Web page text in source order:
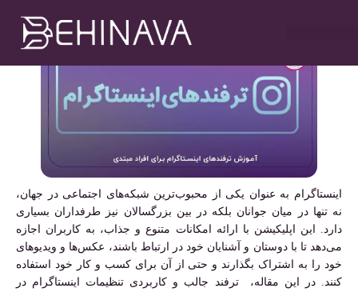
اینستاگرام به عنوان یکی از محبوب‌ترین شبکه‌های اجتماعی در جهان،
نه تنها در میان جوانان بلکه در بین بزرگسالان نیز طرفداران بسیاری
دارد. این اپلیکیشن با ارائه امکانات متنوع و جذاب، به کاربران اجازه
می‌دهد تا با دوستان و آشنایان خود در ارتباط باشند، عکس‌ها و ویدیوهای
خود را به اشتراک بگذارند و حتی از آن برای کسب و کار خود استفاده
کنند. در این مقاله، ترفند جالب و کاربردی تنظیمات اینستاگرام در